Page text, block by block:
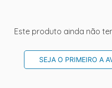
Este produto ainda não
SEJA O PRIMEIRO A